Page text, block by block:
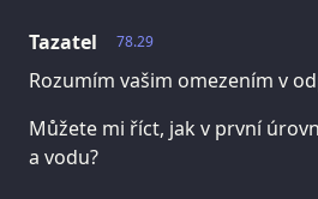
78.29
Tazatel
Rozumím vašim omezením v
Můžete mi říct, jak v první
a vodu?